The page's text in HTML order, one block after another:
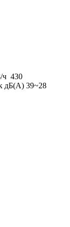
ч 430
дБ(А) 39~28